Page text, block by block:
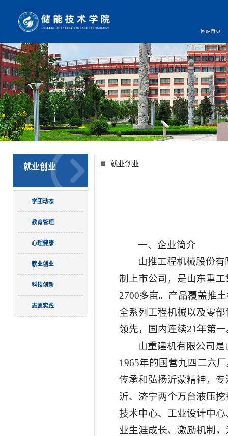
网站首页
就业创业
学团动态
教育管理
心理健康
就业创业
科技创新
志愿实践
就业创业
一、企业简介
山推工程机械股份
制上市公司，是山东重
2700多亩。产品覆盖推
全系列工程机械以及零
领先，国内连续21年第
山重建机有限公司
1965年的国营九四二六
传承和弘扬沂蒙精神，
沂、济宁两个万台液压
技术中心、工业设计中
业生涯成长、激励机制